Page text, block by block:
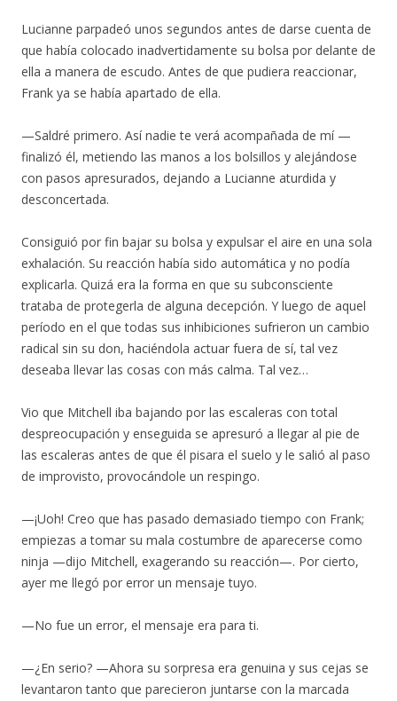
Lucianne parpadeó unos segundos antes de darse cuenta de
que había colocado inadvertidamente su bolsa por delante de
ella a manera de escudo. Antes de que pudiera reaccionar,
Frank ya se había apartado de ella.
—Saldré primero. Así nadie te verá acompañada de mí —
finalizó él, metiendo las manos a los bolsillos y alejándose
con pasos apresurados, dejando a Lucianne aturdida y
desconcertada.
Consiguió por fin bajar su bolsa y expulsar el aire en una sola
exhalación. Su reacción había sido automática y no podía
explicarla. Quizá era la forma en que su subconsciente
trataba de protegerla de alguna decepción. Y luego de aquel
período en el que todas sus inhibiciones sufrieron un cambio
radical sin su don, haciéndola actuar fuera de sí, tal vez
deseaba llevar las cosas con más calma. Tal vez…
Vio que Mitchell iba bajando por las escaleras con total
despreocupación y enseguida se apresuró a llegar al pie de
las escaleras antes de que él pisara el suelo y le salió al paso
de improvisto, provocándole un respingo.
—¡Uoh! Creo que has pasado demasiado tiempo con Frank;
empiezas a tomar su mala costumbre de aparecerse como
ninja —dijo Mitchell, exagerando su reacción—. Por cierto,
ayer me llegó por error un mensaje tuyo.
—No fue un error, el mensaje era para ti.
—¿En serio? —Ahora su sorpresa era genuina y sus cejas se
levantaron tanto que parecieron juntarse con la marcada